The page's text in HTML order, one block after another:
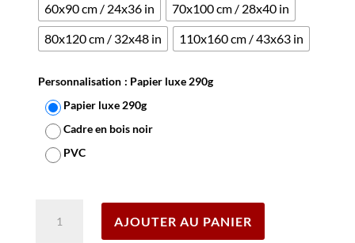
60x90 cm / 24x36 in
70x100 cm / 28x40 in
80x120 cm / 32x48 in
110x160 cm / 43x63 in
Personnalisation : Papier luxe 290g
Papier luxe 290g
Cadre en bois noir
PVC
AJOUTER AU PANIER